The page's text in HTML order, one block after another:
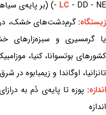
- LC - DD - NE) (بر پایه‌ی سیاهه‌ی سرخ IUCN)
زیستگاه:گرم‌دشت‌های خشک،
یا گرمسیری و سبزه‌زارهای
کشورهای بوتسوانا، کنیا،
تانزانیا، اوگاندا و زیمبابوه در
اندازه:
اندازه